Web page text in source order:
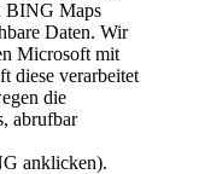
BING Maps
Daten. Wir
Microsoft mit
diese verarbeitet
die
abrufbar
anklicken).